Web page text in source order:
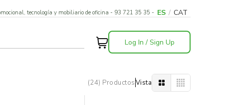
tecnología y mobiliario de oficina - 93 721 35 35 - ES / CAT
Log In / Sign Up
(24) ProductosVista